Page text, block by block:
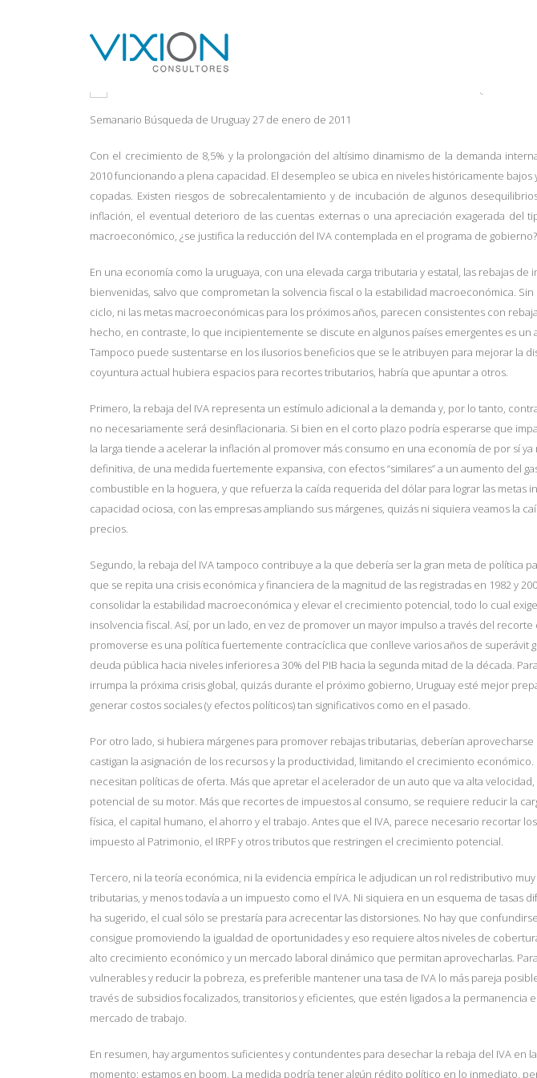
¿IVA O NO IVA?
Semanario Búsqueda de Uruguay27 de enero de 2011
Con el crecimiento de 8,5% y la prolongación del altísimo dinamismo de la demanda
2010 funcionando a plena capacidad. El desempleo se ubica en niveles históricamente
copadas. Existen riesgos de sobrecalentamiento y de incubación de algunos
inflación, el eventual deterioro de las cuentas externas o una apreciación exagerada del
macroeconómico, ¿se justifica la reducción del IVA contemplada en el programa de
En una economía como la uruguaya, con una elevada carga tributaria y estatal, las rebajas de
bienvenidas, salvo que comprometan la solvencia fiscal o la estabilidad macroeconómica.
ciclo, ni las metas macroeconómicas para los próximos años, parecen consistentes con
hecho, en contraste, lo que incipientemente se discute en algunos países emergentes es un
Tampoco puede sustentarse en los ilusorios beneficios que se le atribuyen para mejorar la
coyuntura actual hubiera espacios para recortes tributarios, habría que apuntar a otros.
Primero, la rebaja del IVA representa un estímulo adicional a la demanda y, por lo tanto,
no necesariamente será desinflacionaria. Si bien en el corto plazo podría esperarse que
la larga tiende a acelerar la inflación al promover más consumo en una economía de por sí ya
definitiva, de una medida fuertemente expansiva, con efectos “similares” a un aumento del
combustible en la hoguera, y que refuerza la caída requerida del dólar para lograr las metas
capacidad ociosa, con las empresas ampliando sus márgenes, quizás ni siquiera veamos la
precios.
Segundo, la rebaja del IVA tampoco contribuye a la que debería ser la gran meta de política
que se repita una crisis económica y financiera de la magnitud de las registradas en 1982 y
consolidar la estabilidad macroeconómica y elevar el crecimiento potencial, todo lo cual
insolvencia fiscal. Así, por un lado, en vez de promover un mayor impulso a través del recorte
promoverse es una política fuertemente contracíclica que conlleve varios años de superávit
deuda pública hacia niveles inferiores a 30% del PIB hacia la segunda mitad de la década.
irrumpa la próxima crisis global, quizás durante el próximo gobierno, Uruguay esté mejor
generar costos sociales (y efectos políticos) tan significativos como en el pasado.
Por otro lado, si hubiera márgenes para promover rebajas tributarias, deberían
castigan la asignación de los recursos y la productividad, limitando el crecimiento
necesitan políticas de oferta. Más que apretar el acelerador de un auto que va alta
potencial de su motor. Más que recortes de impuestos al consumo, se requiere reducir la
física, el capital humano, el ahorro y el trabajo. Antes que el IVA, parece necesario recortar
impuesto al Patrimonio, el IRPF y otros tributos que restringen el crecimiento potencial.
Tercero, ni la teoría económica, ni la evidencia empírica le adjudican un rol redistributivo muy
tributarias, y menos todavía a un impuesto como el IVA. Ni siquiera en un esquema de tasas
ha sugerido, el cual sólo se prestaría para acrecentar las distorsiones. No hay que
consigue promoviendo la igualdad de oportunidades y eso requiere altos niveles de
alto crecimiento económico y un mercado laboral dinámico que permitan aprovecharlas.
vulnerables y reducir la pobreza, es preferible mantener una tasa de IVA lo más pareja
través de subsidios focalizados, transitorios y eficientes, que estén ligados a la permanencia
mercado de trabajo.
En resumen, hay argumentos suficientes y contundentes para desechar la rebaja del IVA en
momento: estamos en boom. La medida podría tener algún rédito político en lo inmediato,